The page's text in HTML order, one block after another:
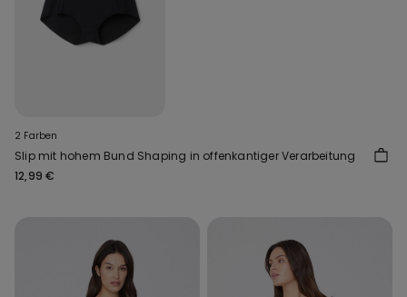
2 Farben
Slip mit hohem Bund Shaping in offenkantiger Verarbeitung
12,99 €